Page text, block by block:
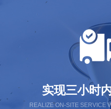
实现三小时
REALIZE ON-SITE SERVICE